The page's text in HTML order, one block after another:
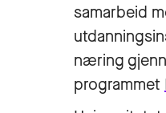
samarbeid
næring
programmet